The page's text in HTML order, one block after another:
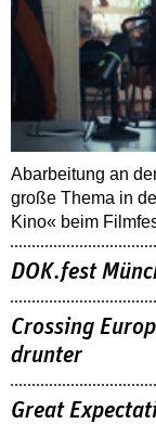
Abarbeitung an
große Thema in
Kino« beim
DOK.fest
Crossing
drunter
Great